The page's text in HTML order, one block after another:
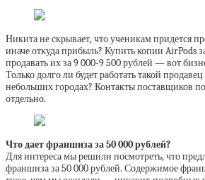
Никита не скрывает, что ученикам придется
иначе откуда прибыль? Купить копии AirPods
продавать их за 9 000-9 500 рублей — вот
Только долго ли будет работать такой
небольших городах? Контакты поставщиков
отдельно.
Что дает франшиза за 50 000 рублей?
Для интереса мы решили посмотреть, что
франшиза за 50 000 рублей. Содержимое